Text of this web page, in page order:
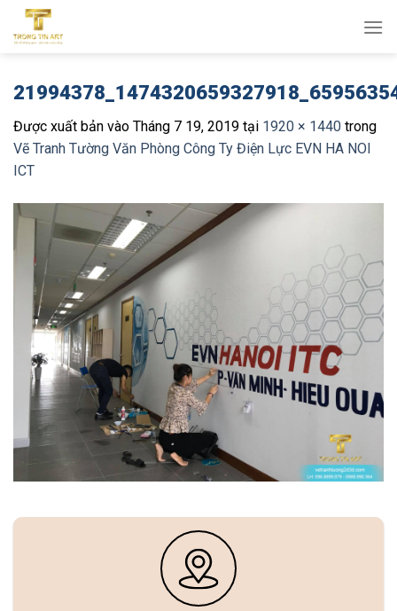
qua
Được xuất bản vào Tháng 7 19, 2019 tại 1920 × 1440 trong
Vẽ Tranh Tường Văn Phòng Công Ty Điện Lực EVN HA NOI
ICT